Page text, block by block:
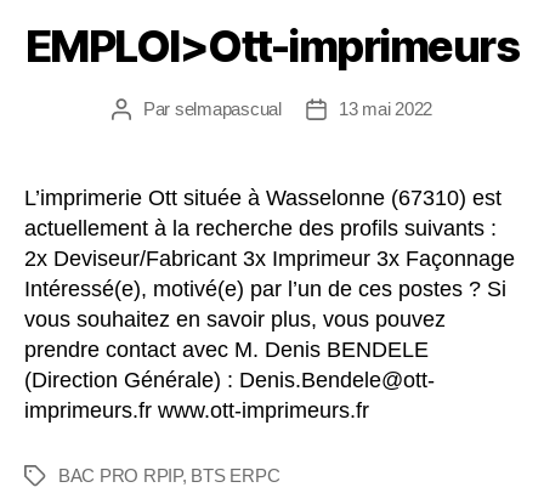
EMPLOI>Ott-imprimeurs
Par selmapascual 13 mai 2022
L’imprimerie Ott située à Wasselonne (67310) est
actuellement à la recherche des profils suivants :
2x Deviseur/Fabricant 3x Imprimeur 3x Façonnage
Intéressé(e), motivé(e) par l’un de ces postes ? Si
vous souhaitez en savoir plus, vous pouvez
prendre contact avec M. Denis BENDELE
(Direction Générale) : Denis.Bendele@ott-
imprimeurs.fr www.ott-imprimeurs.fr
BAC PRO RPIP, BTS ERPC